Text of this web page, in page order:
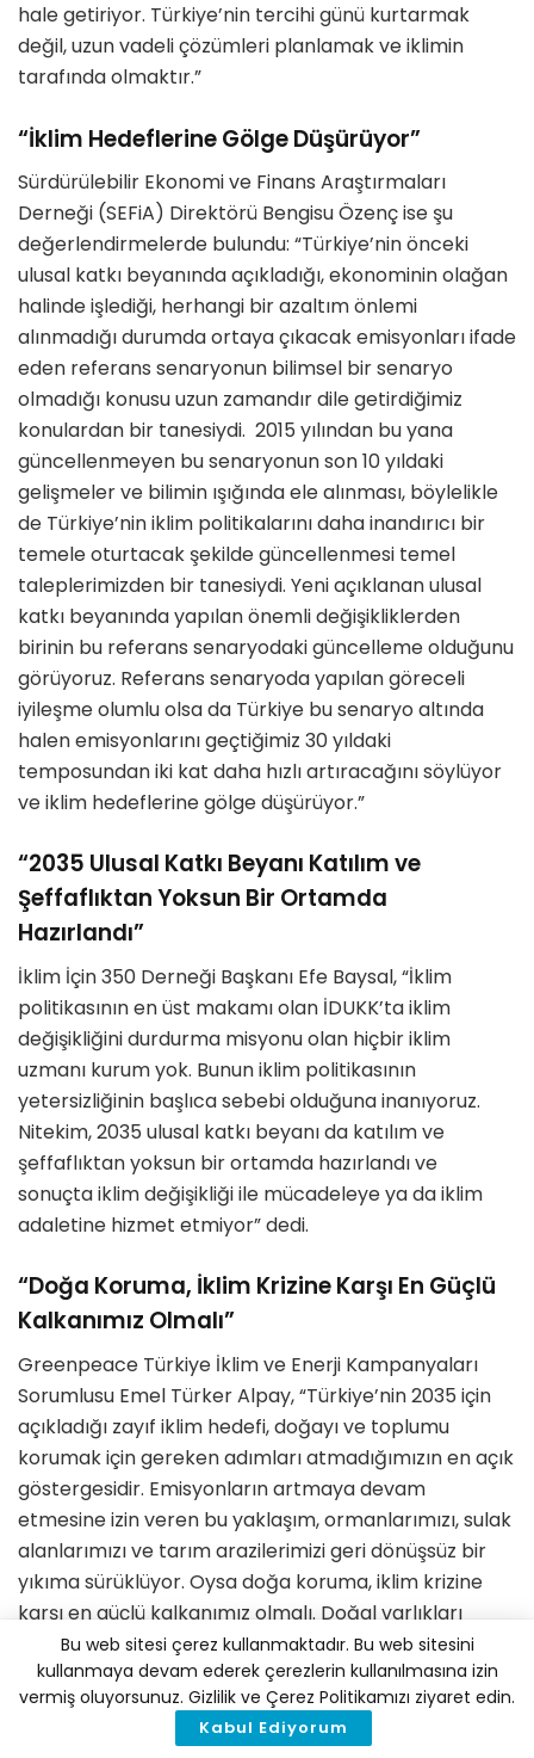
hale getiriyor. Türkiye’nin tercihi günü kurtarmak
değil, uzun vadeli çözümleri planlamak ve iklimin
tarafında olmaktır.”
“İklim Hedeflerine Gölge Düşürüyor”
Sürdürülebilir Ekonomi ve Finans Araştırmaları
Derneği (SEFiA) Direktörü Bengisu Özenç ise şu
değerlendirmelerde bulundu: “Türkiye’nin önceki
ulusal katkı beyanında açıkladığı, ekonominin olağan
halinde işlediği, herhangi bir azaltım önlemi
alınmadığı durumda ortaya çıkacak emisyonları ifade
eden referans senaryonun bilimsel bir senaryo
olmadığı konusu uzun zamandır dile getirdiğimiz
konulardan bir tanesiydi. 2015 yılından bu yana
güncellenmeyen bu senaryonun son 10 yıldaki
gelişmeler ve bilimin ışığında ele alınması, böylelikle
de Türkiye’nin iklim politikalarını daha inandırıcı bir
temele oturtacak şekilde güncellenmesi temel
taleplerimizden bir tanesiydi. Yeni açıklanan ulusal
katkı beyanında yapılan önemli değişikliklerden
birinin bu referans senaryodaki güncelleme olduğunu
görüyoruz. Referans senaryoda yapılan göreceli
iyileşme olumlu olsa da Türkiye bu senaryo altında
halen emisyonlarını geçtiğimiz 30 yıldaki
temposundan iki kat daha hızlı artıracağını söylüyor
ve iklim hedeflerine gölge düşürüyor.”
“2035 Ulusal Katkı Beyanı Katılım ve
Şeffaflıktan Yoksun Bir Ortamda
Hazırlandı”
İklim İçin 350 Derneği Başkanı Efe Baysal, “İklim
politikasının en üst makamı olan İDUKK’ta iklim
değişikliğini durdurma misyonu olan hiçbir iklim
uzmanı kurum yok. Bunun iklim politikasının
yetersizliğinin başlıca sebebi olduğuna inanıyoruz.
Nitekim, 2035 ulusal katkı beyanı da katılım ve
şeffaflıktan yoksun bir ortamda hazırlandı ve
sonuçta iklim değişikliği ile mücadeleye ya da iklim
adaletine hizmet etmiyor” dedi.
“Doğa Koruma, İklim Krizine Karşı En Güçlü
Kalkanımız Olmalı”
Greenpeace Türkiye İklim ve Enerji Kampanyaları
Sorumlusu Emel Türker Alpay, “Türkiye’nin 2035 için
açıkladığı zayıf iklim hedefi, doğayı ve toplumu
korumak için gereken adımları atmadığımızın en açık
göstergesidir. Emisyonların artmaya devam
etmesine izin veren bu yaklaşım, ormanlarımızı, sulak
alanlarımızı ve tarım arazilerimizi geri dönüşsüz bir
yıkıma sürüklüyor. Oysa doğa koruma, iklim krizine
karşı en güçlü kalkanımız olmalı. Doğal varlıkları
güçlendirmek yerine kömür ve nükleere alan açan
hedeflerle ilerlemek, Türkiye’yi daha kırılgan ve
geleceksiz bırakmaktan başka bir sonuç
doğurmayacaktır” şeklinde konuştu.
Bu web sitesi çerez kullanmaktadır. Bu web sitesini
kullanmaya devam ederek çerezlerin kullanılmasına izin
vermiş oluyorsunuz. Gizlilik ve Çerez Politikamızı ziyaret edin.
Kabul Ediyorum